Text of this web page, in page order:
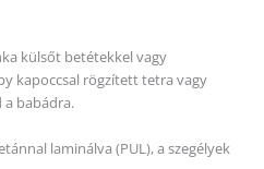
külsőt betétekkel vagy
kapoccsal rögzített tetra vagy
babádra.
laminálva (PUL), a szegélyek